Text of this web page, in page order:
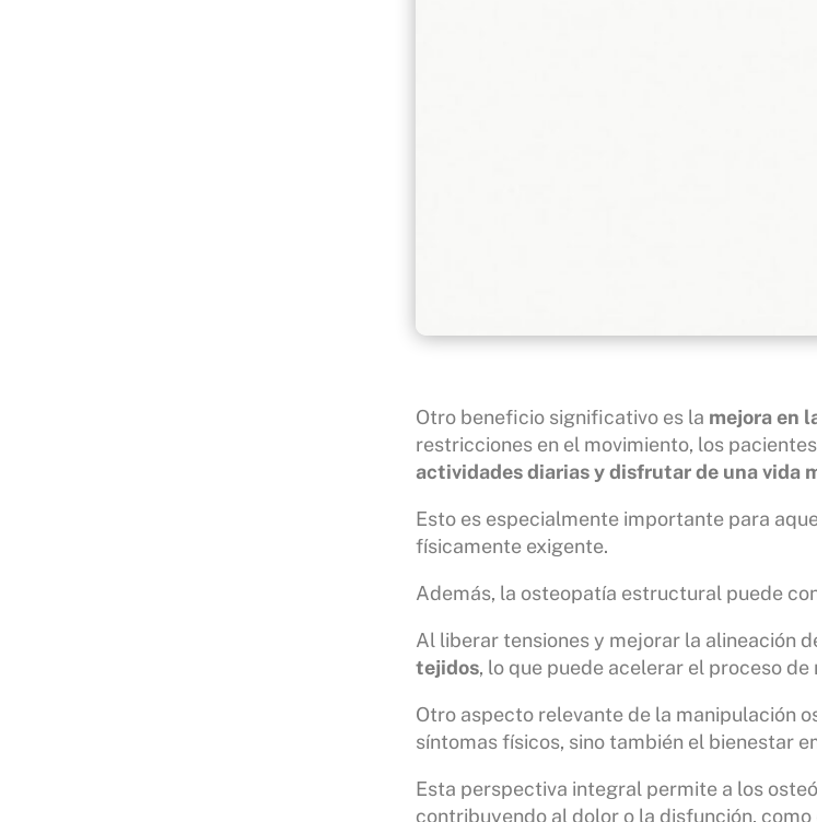
Otro beneficio significativo es la mejora en
restricciones en el movimiento, los
actividades diarias y disfrutar de una vida
Esto es especialmente importante para
físicamente exigente.
Además, la osteopatía estructural puede
Al liberar tensiones y mejorar la alineación
tejidos, lo que puede acelerar el proceso
Otro aspecto relevante de la manipulación
síntomas físicos, sino también el bienestar
Esta perspectiva integral permite a los
contribuyendo al dolor o la disfunción, como